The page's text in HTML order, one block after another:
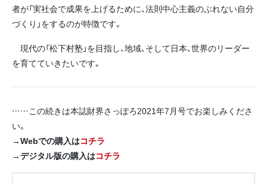
者が「実社会で成果を上げるために、法則中心主義のぶれない自分
づくり」をするのが特徴です。
現代の「松下村塾」を目指し、地域、そして日本、世界のリーダー
を育てていきたいです。
……この続きは本誌財界さっぽろ2021年7月号でお楽しみくださ
い。
→Webでの購入はコチラ
→デジタル版の購入はコチラ